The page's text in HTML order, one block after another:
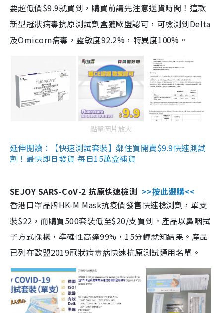
要超低價$9.9就買到，購買前請先注意送貨時間！這款
新型冠狀病毒抗原測試劑盒獲歐盟認可，可檢測到Delta
及Omicorn病毒，靈敏度92.2%，特異度100%。
點擊圖片放大
延伸閱讀：【快速測試套裝】鄰住買開賣$9.9快速測試
劑！最快即日發貨 每日15萬盒補貨
SEJOY SARS-CoV-2 抗原快速檢測 >>按此選購<<
香港口罩品牌HK-M Mask抗疫價發售快速檢測劑，單支
裝$22，而購買500套裝低至$20/支買到。產品以鼻咽拭
子方式採樣，準確性高達99%，15分鐘就知結果。產品
已列在歐盟2019冠狀病毒病快速抗原測試通用名單。